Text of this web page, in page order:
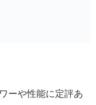
ーや性能に定評あ